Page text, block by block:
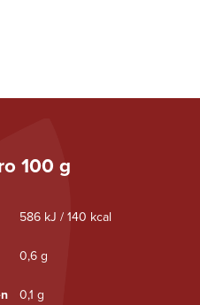
100 g
586 kJ / 140 kcal
0,6 g
0,1 g